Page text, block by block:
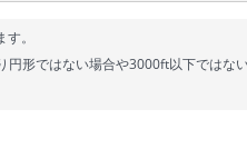
。
形ではない場合や3000ft以下ではな